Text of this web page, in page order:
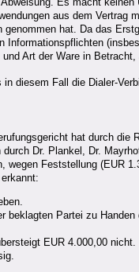
aus dem Vertrag
hat. Da das
Informationspflichten
Art der Ware in
in diesem Fall die Dialer-
hat durch
Dr. Plankel, Dr.
wegen Feststellung (EUR
beklagten Partei zu
EUR 4.000,00 nicht.